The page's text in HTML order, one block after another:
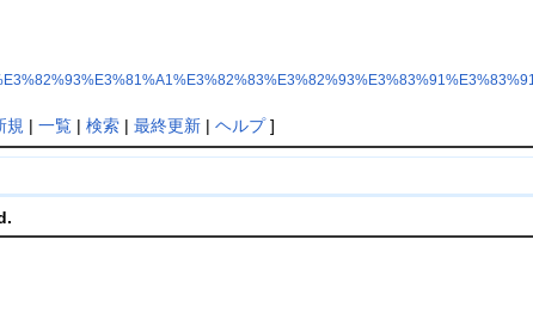
規 | 一覧| 検索| 最終更新| ヘルプ]